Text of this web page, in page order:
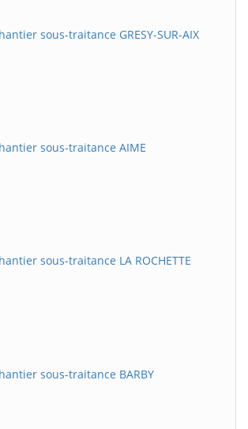
sous-traitance GRESY-SUR-AIX
sous-traitance AIME
sous-traitance LA ROCHETTE
sous-traitance BARBY